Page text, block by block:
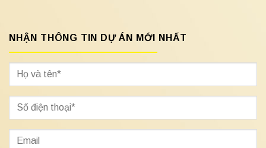
NHẬN THÔNG TIN DỰ ÁN MỚI NHẤT